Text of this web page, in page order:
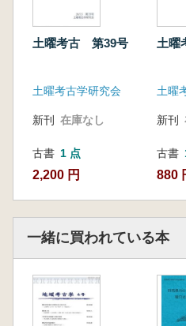
土曜考古 第39号
土曜考古学研究会
新刊 在庫なし
古書 1 点
2,200 円
土
土曜
新刊
古書
880
一緒に買われている本